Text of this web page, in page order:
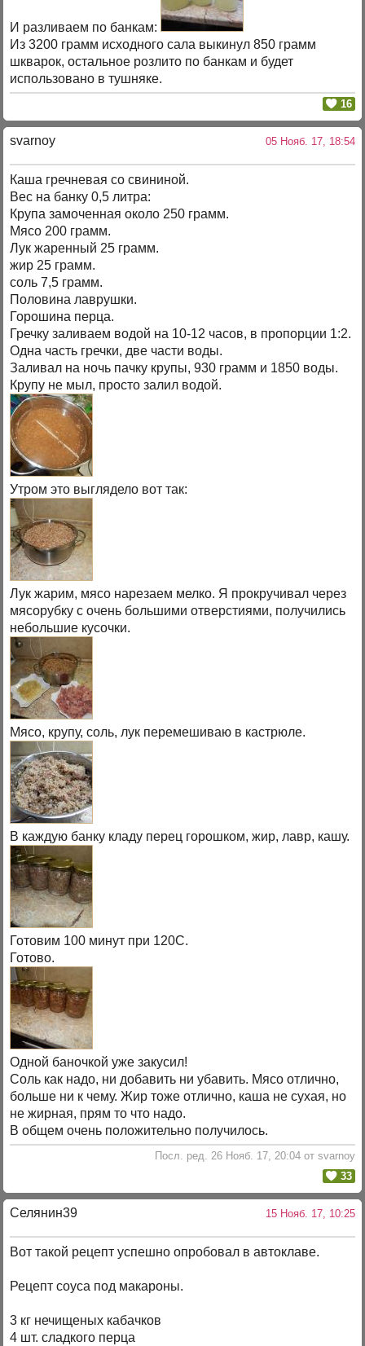
И разливаем по банкам:
Из 3200 грамм исходного сала выкинул 850 грамм
шкварок, остальное розлито по банкам и будет
использовано в тушняке.
16
svarnoy 05 Нояб. 17, 18:54
Каша гречневая со свининой.
Вес на банку 0,5 литра:
Крупа замоченная около 250 грамм.
Мясо 200 грамм.
Лук жаренный 25 грамм.
жир 25 грамм.
соль 7,5 грамм.
Половина лаврушки.
Горошина перца.
Гречку заливаем водой на 10-12 часов, в пропорции 1:2.
Одна часть гречки, две части воды.
Заливал на ночь пачку крупы, 930 грамм и 1850 воды.
Крупу не мыл, просто залил водой.
Утром это выглядело вот так:
Лук жарим, мясо нарезаем мелко. Я прокручивал через
мясорубку с очень большими отверстиями, получились
небольшие кусочки.
Мясо, крупу, соль, лук перемешиваю в кастрюле.
В каждую банку кладу перец горошком, жир, лавр, кашу.
Готовим 100 минут при 120С.
Готово.
Одной баночкой уже закусил!
Соль как надо, ни добавить ни убавить. Мясо отлично,
больше ни к чему. Жир тоже отлично, каша не сухая, но
не жирная, прям то что надо.
В общем очень положительно получилось.
Посл. ред. 26 Нояб. 17, 20:04 от svarnoy
33
Селянин39 15 Нояб. 17, 10:25
Вот такой рецепт успешно опробовал в автоклаве.
Рецепт соуса под макароны.
3 кг нечищеных кабачков
4 шт. сладкого перца